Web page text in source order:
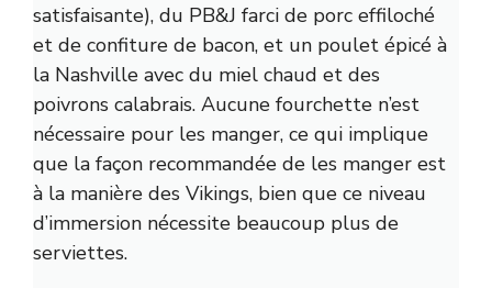
satisfaisante), du PB&J farci de porc effiloché
et de confiture de bacon, et un poulet épicé à
la Nashville avec du miel chaud et des
poivrons calabrais. Aucune fourchette n’est
nécessaire pour les manger, ce qui implique
que la façon recommandée de les manger est
à la manière des Vikings, bien que ce niveau
d’immersion nécessite beaucoup plus de
serviettes.